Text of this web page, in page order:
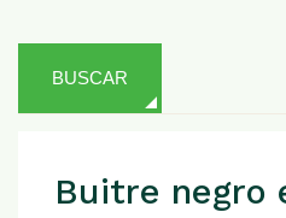
BUSCAR
Buitre negro